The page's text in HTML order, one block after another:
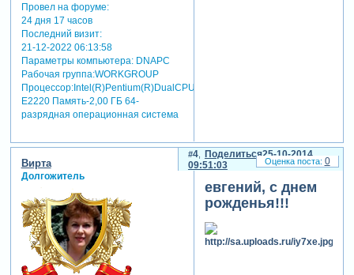
Провел на форуме:
24 дня 17 часов
Последний визит:
21-12-2022 06:13:58
Параметры компьютера:DNAPC
Рабочая группа:WORKGROUP
Процессор:Intel(R)Pentium(R)DualCPU
E2220 Память-2,00 ГБ 64-
разрядная операционная система
Поделиться
4
25-10-2014
09:51:03
Вирта
Долгожитель
евгений, с днем
рожденья!!!
0